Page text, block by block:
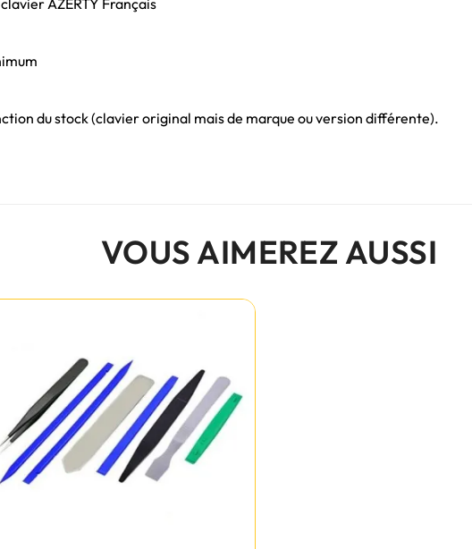
AZERTY Français
du stock (clavier original mais de marque ou version différente).
VOUS AIMEREZ AUSSI